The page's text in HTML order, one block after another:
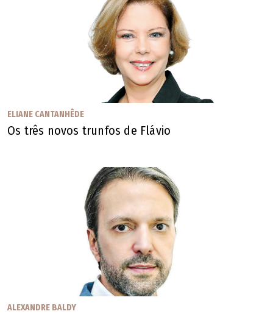
ELIANE CANTANHÊDE
Os três novos trunfos de Flávio
ALEXANDRE BALDY